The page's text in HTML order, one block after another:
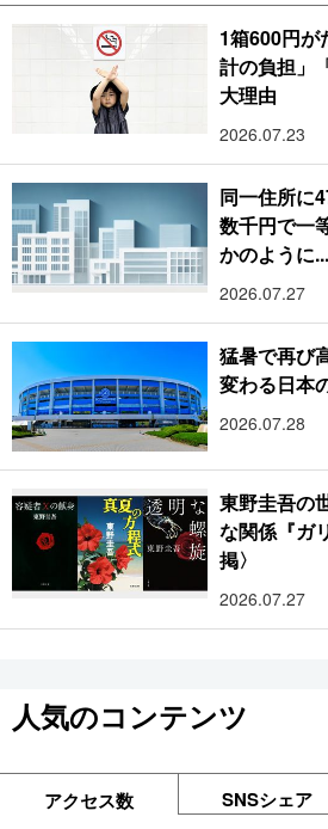
1箱600円が
計の負担」
大理由
2026.07.23
同一住所に
数千円で一
かのように...
2026.07.27
猛暑で再び
変わる日本
2026.07.28
東野圭吾の
な関係『ガ
掲〉
2026.07.27
人気のコンテンツ
アクセス数 SNSシェア